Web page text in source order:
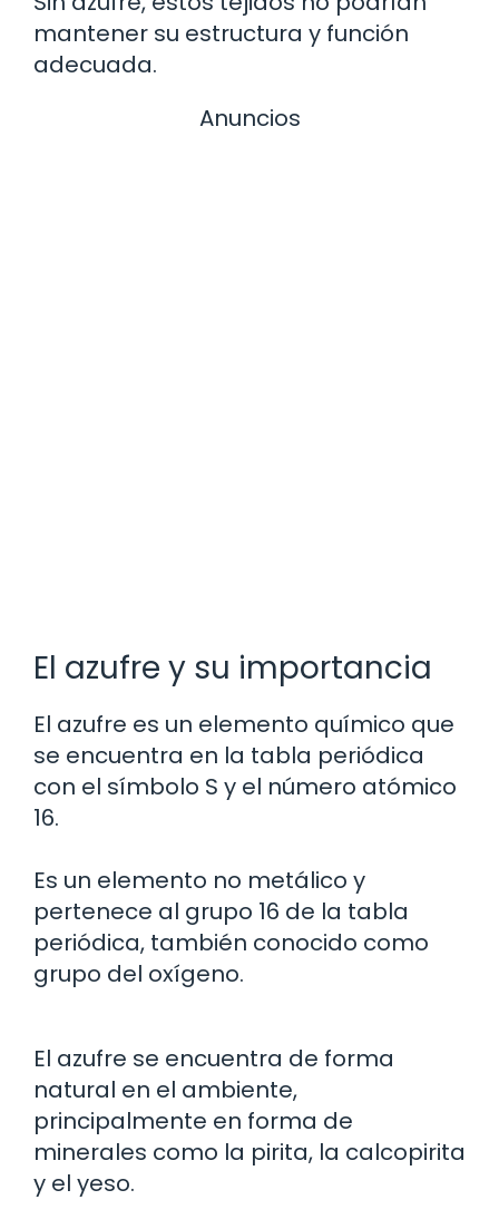
mantener su estructura y función
adecuada.
Anuncios
El azufre y su importancia
El azufre es un elemento químico que
se encuentra en la tabla periódica
con el símbolo S y el número atómico
16.
Es un elemento no metálico y
pertenece al grupo 16 de la tabla
periódica, también conocido como
grupo del oxígeno.
El azufre se encuentra de forma
natural en el ambiente,
principalmente en forma de
minerales como la pirita, la calcopirita
y el yeso.